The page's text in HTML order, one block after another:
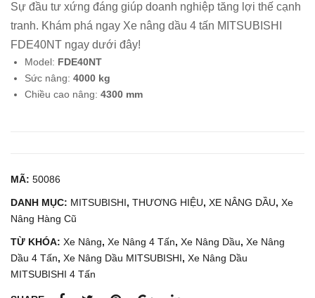
Tấn
Sự đầu tư xứng đáng giúp doanh nghiệp tăng lợi thế cạnh
tranh. Khám phá ngay Xe nâng dầu 4 tấn MITSUBISHI
FDE40NT ngay dưới đây!
Model: FDE40NT
Sức nâng: 4000 kg
Chiều cao nâng: 4300 mm
MÃ: 50086
DANH MỤC: MITSUBISHI, THƯƠNG HIỆU, XE NÂNG DẦU, Xe
Nâng Hàng Cũ
TỪ KHÓA: Xe Nâng, Xe Nâng 4 Tấn, Xe Nâng Dầu, Xe Nâng
Dầu 4 Tấn, Xe Nâng Dầu MITSUBISHI, Xe Nâng Dầu
MITSUBISHI 4 Tấn